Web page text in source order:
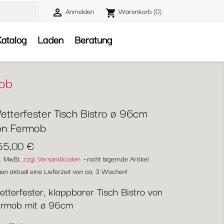
 Anmelden shopping_cart Warenkorb(0)
Laden Beratung
Tisch Bistro ø 96cm
Fermob
€
MwSt. zzgl. Versandkosten nicht lagernde Artikel
aktuell eine Lieferzeit von ca. 3 Wochen!
klappbarer Tisch Bistro von
mit ø 96cm